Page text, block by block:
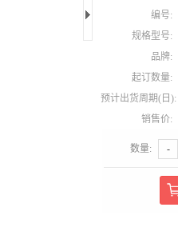
编号:
规格型号:
品牌:
起订数量:
预计出货周期(日):
销售价:
数量: -